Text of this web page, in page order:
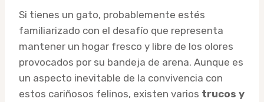
Si tienes un gato, probablemente estés
familiarizado con el desafío que representa
mantener un hogar fresco y libre de los olores
provocados por su bandeja de arena. Aunque es
un aspecto inevitable de la convivencia con
estos cariñosos felinos, existen varios trucos y